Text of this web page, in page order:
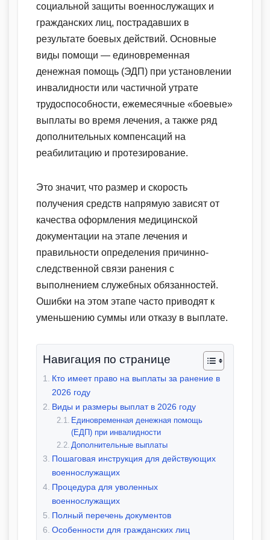
социальной защиты военнослужащих и
гражданских лиц, пострадавших в
результате боевых действий. Основные
виды помощи — единовременная
денежная помощь (ЭДП) при установлении
инвалидности или частичной утрате
трудоспособности, ежемесячные «боевые»
выплаты во время лечения, а также ряд
дополнительных компенсаций на
реабилитацию и протезирование.
Это значит, что размер и скорость
получения средств напрямую зависят от
качества оформления медицинской
документации на этапе лечения и
правильности определения причинно-
следственной связи ранения с
выполнением служебных обязанностей.
Ошибки на этом этапе часто приводят к
уменьшению суммы или отказу в выплате.
Навигация по странице
Кто имеет право на выплаты за ранение в
2026 году
Виды и размеры выплат в 2026 году
Единовременная денежная помощь
(ЕДП) при инвалидности
Дополнительные выплаты
Пошаговая инструкция для действующих
военнослужащих
Процедура для уволенных
военнослужащих
Полный перечень документов
Особенности для гражданских лиц